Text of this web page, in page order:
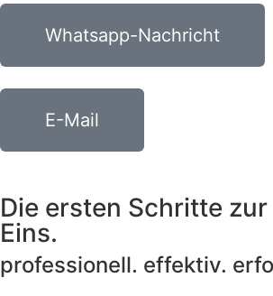
Whatsapp-Nachricht
E-Mail
Die ersten Schritte
Eins.
professionell. effektiv.